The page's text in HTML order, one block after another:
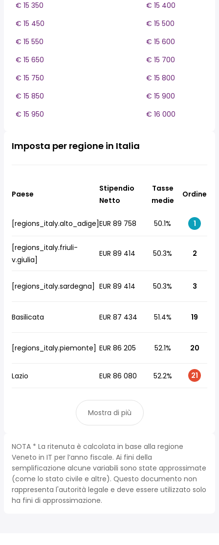
€ 15 350
€ 15 400
€ 15 450
€ 15 500
€ 15 550
€ 15 600
€ 15 650
€ 15 700
€ 15 750
€ 15 800
€ 15 850
€ 15 900
€ 15 950
€ 16 000
Imposta per regione in Italia
Paese
Stipendio
Netto
Tasse
medie
Ordine
[regions_italy.alto_adige]EUR 89 758 50.1% 1
[regions_italy.friuli-
v.giulia]
EUR 89 414 50.3% 2
[regions_italy.sardegna] EUR 89 414 50.3% 3
Basilicata EUR 87 434 51.4% 19
[regions_italy.piemonte] EUR 86 205 52.1% 20
Lazio EUR 86 080 52.2% 21
Mostra di più
NOTA * La ritenuta è calcolata in base alla regione
Veneto in IT per l’anno fiscale. Ai fini della
semplificazione alcune variabili sono state approssimate
(come lo stato civile e altre). Questo documento non
rappresenta l'autorità legale e deve essere utilizzato solo
ha fini di approssimazione.